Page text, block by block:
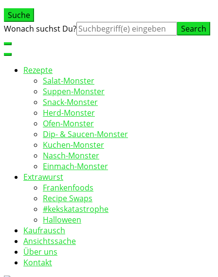
Suche
Suche
Wonach suchst Du?
Rezepte
Salat-Monster
Suppen-Monster
Snack-Monster
Herd-Monster
Ofen-Monster
Dip- & Saucen-Monster
Kuchen-Monster
Nasch-Monster
Einmach-Monster
Extrawurst
Frankenfoods
Recipe Swaps
#kekskatastrophe
Halloween
Kaufrausch
Ansichtssache
Über uns
Kontakt